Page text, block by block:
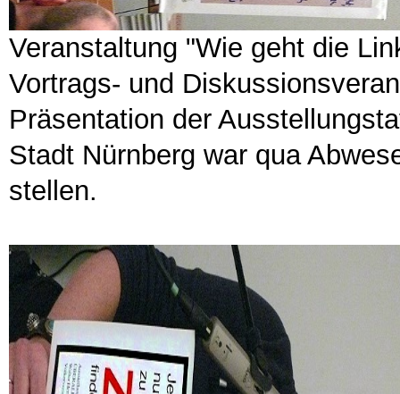
Veranstaltung "Wie geht die
Vortrags- und
Präsentation der
Stadt Nürnberg war qua
stellen.